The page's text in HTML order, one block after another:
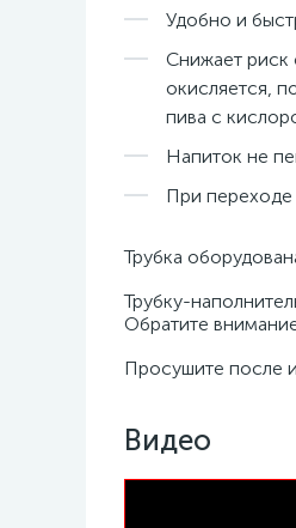
Удобно и
Снижает риск
окисляется,
пива с
Напиток не
При переходе
Трубка
Трубку-
Обратите
Просушите после
Видео